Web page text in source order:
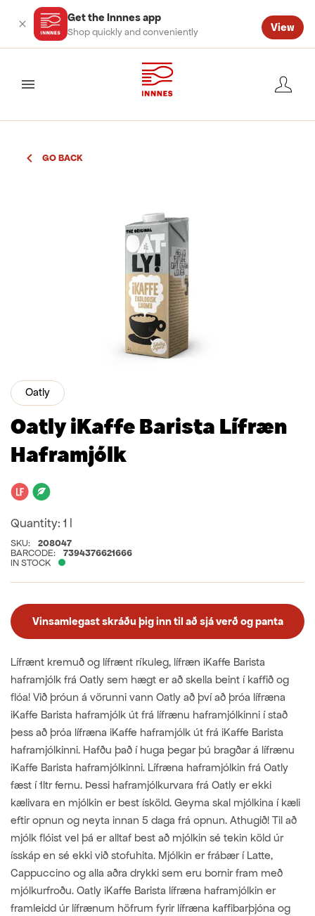
Get the Innnes app
Shop quickly and conveniently View
valmynd
GO BACK
Oatly
Oatly iKaffe Barista Lífræn
Haframjólk
Lactose free
Quantity: 1 l
SKU:
208047
BARCODE:
7394376621666
IN STOCK
Vinsamlegast skráðu þig inn til að sjá verð og panta
Lífrænt kremuð og lífrænt ríkuleg, lífræn iKaffe Barista
haframjólk frá Oatly sem hægt er að skella beint í kaffið og
flóa! Við þróun á vörunni vann Oatly að því að þróa lífræna
iKaffe Barista haframjólk út frá lífrænu haframjólkinni í stað
þess að þróa lífræna iKaffe haframjólk út frá iKaffe Barista
haframjólkinni. Hafðu það í huga þegar þú bragðar á lífrænu
iKaffe Barista haframjólkinni. Lífræna haframjólkin frá Oatly
fæst í 1ltr fernu. Þessi haframjólkurvara frá Oatly er ekki
kælivara en mjólkin er best ísköld. Geyma skal mjólkina í kæli
eftir opnun og neyta innan 5 daga frá opnun. Athugið! Til að
mjólk flóist vel þá er alltaf best að mjólkin sé tekin köld úr
ísskáp en sé ekki við stofuhita. Mjólkin er frábær í Latte,
Cappuccino og alla aðra drykki sem eru bornir fram með
mjólkurfroðu. Oatly iKaffe Barista lífræna haframjólkin er
framleidd úr lífrænum höfrum fyrir lífræna kaffibarþjóna og